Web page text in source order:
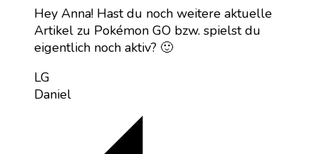
Hey Anna! Hast du noch weitere aktuelle
Artikel zu Pokémon GO bzw. spielst du
eigentlich noch aktiv? 🙂
LG
Daniel